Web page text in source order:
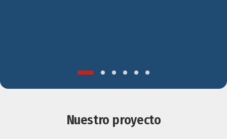
Nuestro proyecto